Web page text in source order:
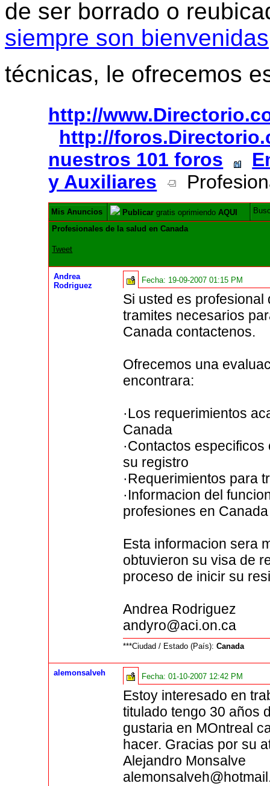
de ser borrado o
siempre son bienvenidas
técnicas, le ofrecemos
http://
http://
nuestros 101 foros
y Auxiliares
Mis Anuncios Publicar gratis oprimiendoAQUI
Profesionales de la salud en Canada
Tweet
Andrea
Rodriguez
Fecha: 19-09-2007 01:15 PM
Si usted es
tramites necesarios
Canada contactenos.
Ofrecemos una
encontrara:
·Los requerimientos
Canada
·Contactos
su registro
·Requerimientos para
·Informacion del
profesiones en Canada
Esta informacion sera
obtuvieron su visa de
proceso de inicir su
Andrea Rodriguez
andyro@aci.on.ca
***Ciudad / Estado (País):Canada
alemonsalveh Fecha:01-10-2007 12:42 PM
Estoy interesado en
titulado tengo 30 años
gustaria en MOntreal
hacer. Gracias por su
Alejandro Monsalve